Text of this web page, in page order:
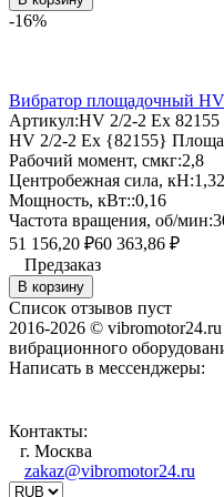
-16%
Вибратор площадочный
Артикул:HV 2/2-2 Ex 82155
HV 2/2-2 Ex {82155}
Рабочий момент, смкг:2,8
Центробежная сила, кН:1,32
Мощность, кВт::0,16
Частота вращения, об/мин:
51 156,20 ₽60 363,86 ₽
Предзаказ
В корзину
Список отзывов пуст
2016-2026 ©
вибрационного
Написать в мессенджеры:
Контакты:
г. Москва
zakaz@vibromotor24.ru